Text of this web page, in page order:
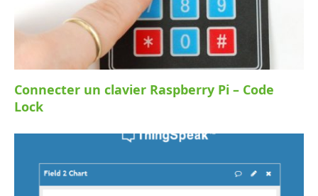
Connecter un clavier Raspberry Pi – Code
Lock